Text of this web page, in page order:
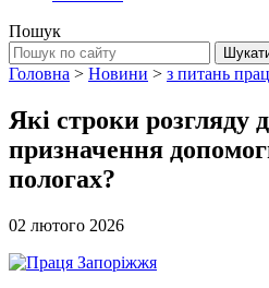
Пошук
Головна > Новини > з питань
Які строки розгляду
призначення
пологах?
02 лютого 2026